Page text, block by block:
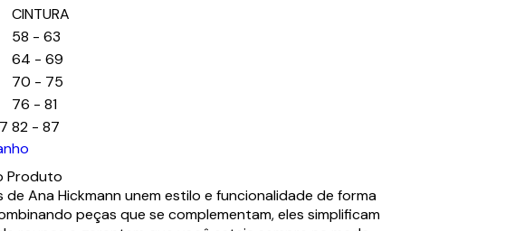
CINTURA
58 - 63
64 - 69
70 - 75
76 - 81
82 - 87
Produto
de Ana Hickmann unem estilo e funcionalidade de forma
peças que se complementam, eles simplificam